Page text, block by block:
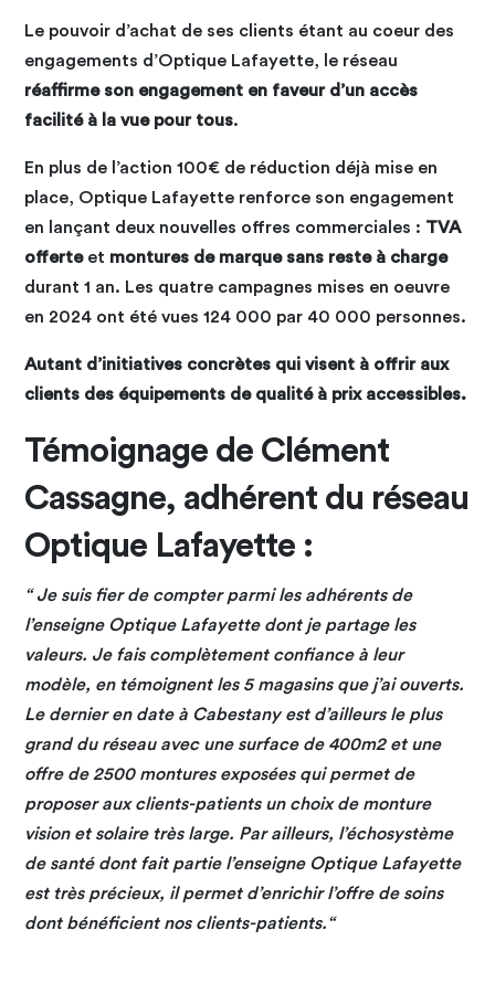
Le pouvoir d’achat de ses clients étant au coeur des
engagements d’Optique Lafayette, le réseau
réaffirme son engagement en faveur d’un accès
facilité à la vue pour tous.
En plus de l’action 100€ de réduction déjà mise en
place, Optique Lafayette renforce son engagement
en lançant deux nouvelles offres commerciales : TVA
offerteet montures de marque sans reste à charge
durant 1 an. Les quatre campagnes mises en oeuvre
en 2024 ont été vues 124 000 par 40 000 personnes.
Autant d’initiatives concrètes qui visent à offrir aux
clients des équipements de qualité à prix accessibles.
Témoignage de Clément
Cassagne, adhérent du réseau
Optique Lafayette :
“ Je suis fier de compter parmi les adhérents de
l’enseigne Optique Lafayette dont je partage les
valeurs. Je fais complètement confiance à leur
modèle, en témoignent les 5 magasins que j’ai ouverts.
Le dernier en date à Cabestany est d’ailleurs le plus
grand du réseau avec une surface de 400m2 et une
offre de 2500 montures exposées qui permet de
proposer aux clients-patients un choix de monture
vision et solaire très large. Par ailleurs, l’échosystème
de santé dont fait partie l’enseigne Optique Lafayette
est très précieux, il permet d’enrichir l’offre de soins
dont bénéficient nos clients-patients.“